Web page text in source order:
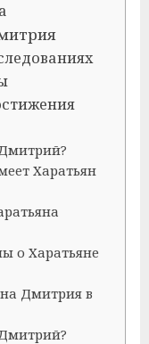
Харатьян
о Харатьяне
Дмитрия в